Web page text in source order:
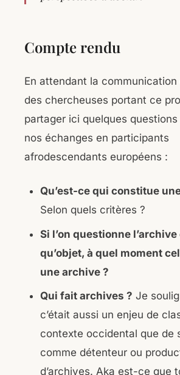
Compte rendu
En attendant la
des chercheuses portant ce
partager ici quelques
nos échanges en participants
afrodescendants européens :
Qu’est-ce qui constitue
Selon quels critères ?
Si l’on questionne
qu’objet, à quel moment
une archive ?
Qui fait archives ? Je
c’était aussi un enjeu de
contexte occidental que de
comme détenteur ou
d’archives. Aka est-ce que